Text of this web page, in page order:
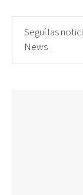
Seguí las
News